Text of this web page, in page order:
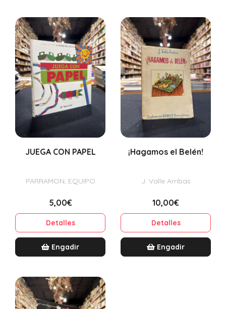
JUEGA CON PAPEL
PARRAMON, EQUIPO
5,00€
Detalles
Engadir
¡Hagamos el Belén!
J. Valle Arribas
10,00€
Detalles
Engadir